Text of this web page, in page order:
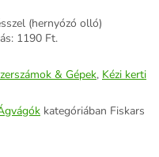
(hernyózó olló)
1190 Ft.
& Gépek, Kézi kerti
kategóriában Fiskars